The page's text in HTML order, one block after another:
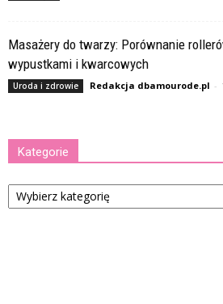
Masażery do twarzy: Porównanie
wypustkami i kwarcowych
Uroda i zdrowie Redakcja dbamourode.pl -
Kategorie
Kategorie